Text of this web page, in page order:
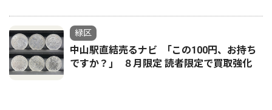
緑区
中山駅直結売るナビ ｢この100円、お持ち
ですか？｣ ８月限定 読者限定で買取強化